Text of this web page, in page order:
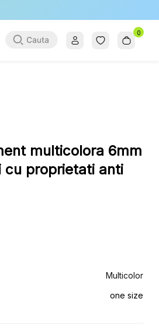
0
multicolora 6mm
cu proprietati anti
Multicolor
one size